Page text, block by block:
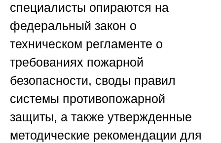
специалисты опираются на
федеральный закон о
техническом регламенте о
требованиях пожарной
безопасности, своды правил
системы противопожарной
защиты, а также утвержденные
методические рекомендации для